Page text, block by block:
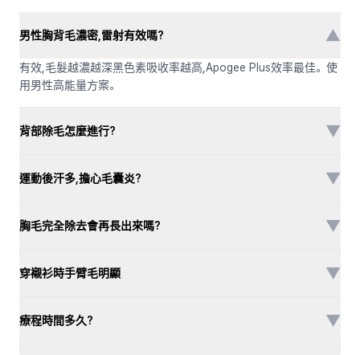
男性胸背毛濃密,雷射有效嗎? ▼
有效,毛髮越濃越深黑色素吸收率越高,Apogee Plus效率最佳。使
用男性高能量方案。
背部除毛怎麼進行? ▼
運動後汗多,擔心毛囊炎? ▼
胸毛完全除去會再長出來嗎? ▼
穿襯衫時手臂毛明顯 ▼
療程時間多久? ▼